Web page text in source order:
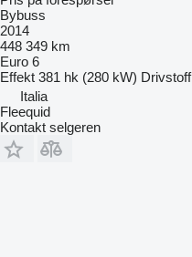
Bybuss
2014
448 349 km
Euro 6
Effekt 381 hk (280 kW) Drivstoff
Italia
Fleequid
Kontakt selgeren